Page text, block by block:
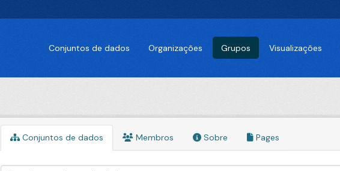
Conjuntos de dados Organizações Grupos Visualizações
Conjuntos de dados Membros Sobre Pages